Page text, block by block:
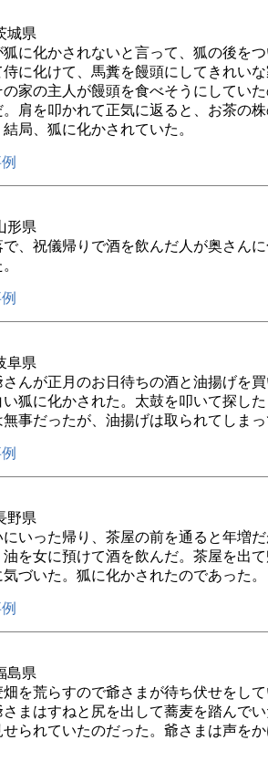
城県
狐に化かされないと言って、狐の後を
侍に化けて、馬糞を饅頭にしてきれい
の家の主人が饅頭を食べそうにしてい
。肩を叩かれて正気に返ると、お茶の
局、狐に化かされていた。
形県
、祝儀帰りで酒を飲んだ人が奥さん
阜県
んが正月のお日待ちの酒と油揚げを買
い狐に化かされた。太鼓を叩いて探し
事だったが、油揚げは取られてしまっ
野県
いった帰り、茶屋の前を通ると年増
油を女に預けて酒を飲んだ。茶屋を出
気づいた。狐に化かされたのであった。
島県
を荒らすので爺さまが待ち伏せをし
さまはすねと尻を出して蕎麦を踏んで
せられていたのだった。爺さまは声を